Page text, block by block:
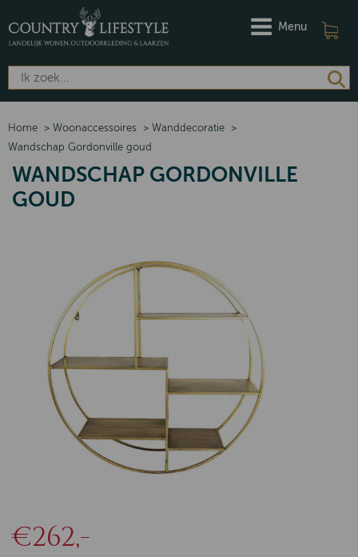
Menu
Home > Woonaccessoires > Wanddecoratie >
Wandschap Gordonville goud
WANDSCHAP GORDONVILLE
GOUD
€262,-